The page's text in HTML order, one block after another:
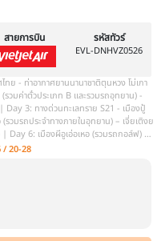
รบถ้วน: ชมทิวทัศน์ที่ศาลาชมป
เลสาบคานาสือชมป่าไทก้า สัม
ชมการแสดงดนตรี หมู่บ้านนิท
เพื่อชมทัศนียภาพมุมสูงแบบพ